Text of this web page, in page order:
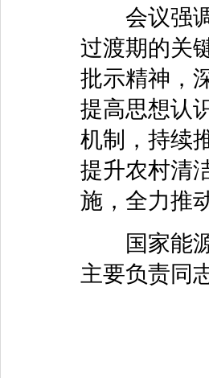
会议强调
过渡期的关
批示精神，
提高思想认
机制，持续
提升农村清
施，全力推
国家能源
主要负责同